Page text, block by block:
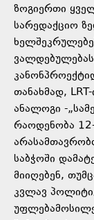
ზოგიერთი
სარედაქციო
თანახმად,
ანალოგი -
რაოდენობა
საბჭოში
მიიღებენ,
კვლავ